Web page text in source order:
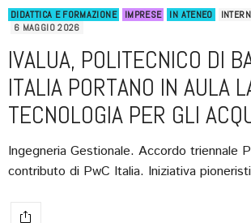
DIDATTICA E FORMAZIONE IMPRESE IN ATENEO
6 MAGGIO 2026
IVALUA, POLITECNICO DI
ITALIA PORTANO IN AULA
TECNOLOGIA PER GLI
Ingegneria Gestionale. Accordo triennale
contributo di PwC Italia. Iniziativa